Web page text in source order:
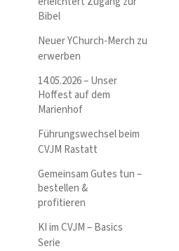
Bibel
Neuer YChurch-Merch zu
erwerben
14.05.2026 – Unser
Hoffest auf dem
Marienhof
Führungswechsel beim
CVJM Rastatt
Gemeinsam Gutes tun –
bestellen &
profitieren
KI im CVJM – Basics
Serie